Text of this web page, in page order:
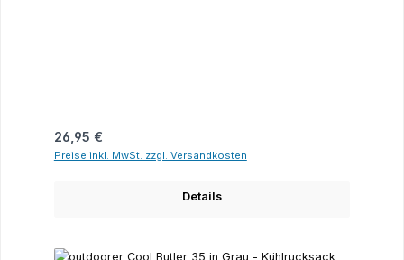
Regulärer Preis:
26,95 €
Preise inkl. MwSt. zzgl. Versandkosten
Details